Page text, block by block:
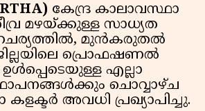
കേന്ദ്ര കാലാവസ്ഥാ
മഴയ്ക്കുള്ള സാധ്യത
മുൻകരുതൽ
പ്രൊഫഷണൽ
എല്ലാ
ചൊവ്വാഴ്ച
കളക്ടർ അവധി പ്രഖ്യാപിച്ചു.